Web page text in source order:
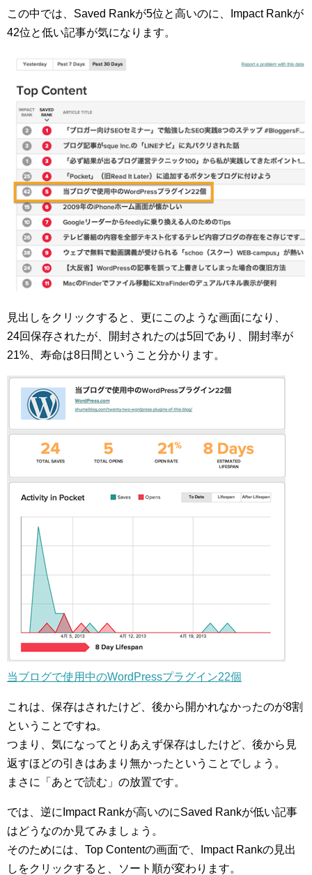
この中では、Saved Rankが5位と高いのに、Impact Rankが
42位と低い記事が気になります。
見出しをクリックすると、更にこのような画面になり、
24回保存されたが、開封されたのは5回であり、開封率が
21%、寿命は8日間ということ分かります。
当ブログで使用中のWordPressプラグイン22個
これは、保存はされたけど、後から開かれなかったのが8割
ということですね。
つまり、気になってとりあえず保存はしたけど、後から見
返すほどの引きはあまり無かったということでしょう。
まさに「あとで読む」の放置です。
では、逆にImpact Rankが高いのにSaved Rankが低い記事
はどうなのか見てみましょう。
そのためには、Top Contentの画面で、Impact Rankの見出
しをクリックすると、ソート順が変わります。